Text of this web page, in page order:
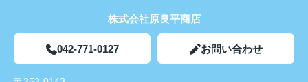
株式会社原良平商店
042-771-0127 お問い合わせ